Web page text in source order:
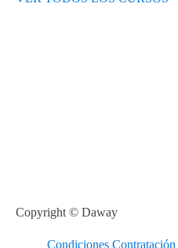
Copyright © Daway
Condiciones Contratación